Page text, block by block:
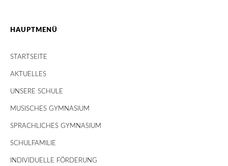
HAUPTMENÜ
STARTSEITE
AKTUELLES
UNSERE SCHULE
MUSISCHES GYMNASIUM
SPRACHLICHES GYMNASIUM
SCHULFAMILIE
INDIVIDUELLE FÖRDERUNG